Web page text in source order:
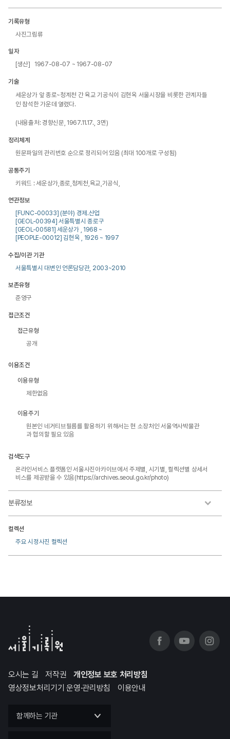
기록유형
사진그림류
일자
[생산] 1967-08-07 ~ 1967-08-07
기술
세운상가 앞 종로~청계천 간 육교 기공식이 김현옥 서울시장을 비롯한 관계자들
인 참석한 가운데 열렸다.
(내용출처: 경향신문, 1967.11.17., 3면)
정리체계
원문파일의 관리번호 순으로 정리되어 있음 (최대 100개로 구성됨)
공통주기
키워드 : 세운상가,종로,청계천,육교,기공식,
연관정보
[FUNC-00033] (분야) 경제.산업
[GEOL-00394] 서울특별시 종로구
[GEOL-00581] 세운상가 , 1968 ~
[PEOPLE-00012] 김현옥 , 1926 ~ 1997
수집/이관 기관
서울특별시 대변인 언론담당관, 2003~2010
보존유형
준영구
접근조건
접근유형
공개
이용조건
이용유형
제한없음
이용주기
원본인 네거티브필름를 활용하기 위해서는 현 소장처인 서울역사박물관
과 협의할 필요 있음
검색도구
온라인서비스 플랫폼인 서울사진아카이브에서 주제별, 시기별, 컬렉션별 상세서
비스를 제공받을 수 있음(https://archives.seoul.go.kr/photo)
분류정보
컬렉션
주요 시정사진 컬렉션
오시는 길 저작권
개인정보 보호 처리방침
영상정보처리기기 운영·관리방침
이용안내
함께하는 기관